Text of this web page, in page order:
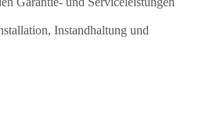
Instandhaltung und